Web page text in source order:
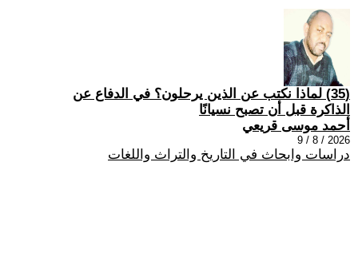
(35) لماذا نكتب عن الذين يرحلون؟ في الدفاع عن
الذاكرة قبل أن تصبح نسيانًا
أحمد موسى قريعي
2026 / 8 / 9
دراسات وابحاث في التاريخ والتراث واللغات